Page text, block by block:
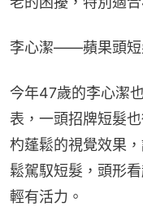
李心潔——蘋果頭短
今年47歲的李心潔
表，一頭招牌短髮
杓蓬鬆的視覺效果
鬆駕馭短髮，頭形
輕有活力。